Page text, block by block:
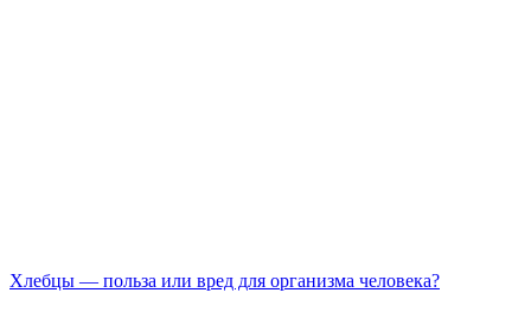
Хлебцы — польза или вред для организма человека?